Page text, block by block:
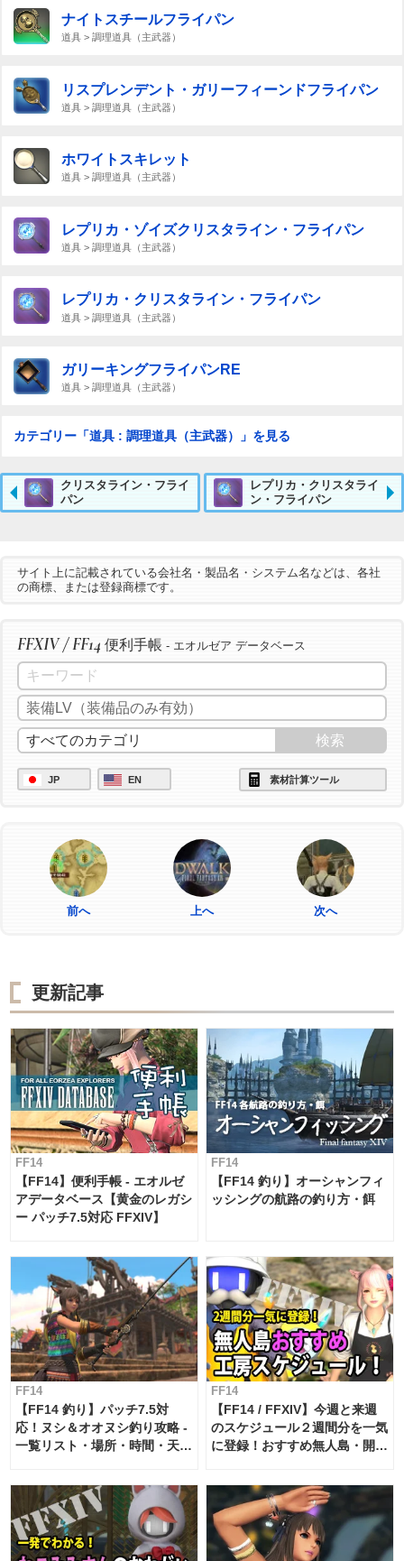
ナイトスチールフライパン
道具 > 調理道具（主武器）
リスプレンデント・ガリーフィーンドフライパン
道具 > 調理道具（主武器）
ホワイトスキレット
道具 > 調理道具（主武器）
レプリカ・ゾイズクリスタライン・フライパン
道具 > 調理道具（主武器）
レプリカ・クリスタライン・フライパン
道具 > 調理道具（主武器）
ガリーキングフライパンRE
道具 > 調理道具（主武器）
カテゴリー「道具 : 調理道具（主武器）」を見る
クリスタライン・フライ
パン
レプリカ・クリスタライ
ン・フライパン
サイト上に記載されている会社名・製品名・システム名などは、各社
の商標、または登録商標です。
FFXIV / FF14 便利手帳 - エオルゼア データベース
JP EN 素材計算ツール
前へ 上へ 次へ
更新記事
FF14
【FF14】便利手帳 - エオルゼ
アデータベース【黄金のレガシ
ー パッチ7.5対応 FFXIV】
FF14
【FF14 釣り】オーシャンフィ
ッシングの航路の釣り方・餌
FF14
【FF14 釣り】パッチ7.5対
応！ヌシ＆オオヌシ釣り攻略 -
一覧リスト・場所・時間・天
FF14
【FF14 / FFXIV】今週と来週
のスケジュール２週間分を一気
に登録！おすすめ無人島・開拓